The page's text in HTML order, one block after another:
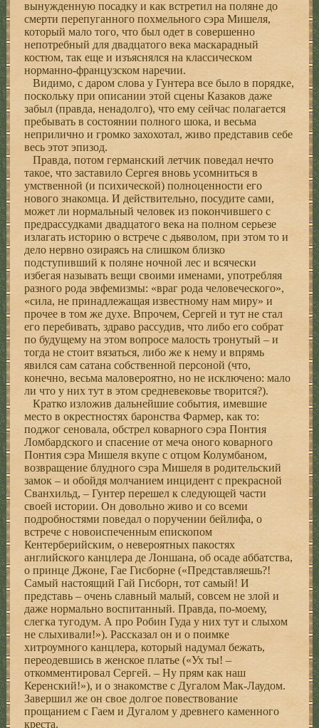
вынужденную посадку и как встретил на поляне до
смерти перепуганного похмельного сэра Мишеля,
который мало того, что был одет в совершенно
непотребный для двадцатого века маскарадный
костюм, так еще и изъяснялся на классическом
норманно-французском наречии.
Видимо, с даром слова у Гунтера все было в порядке,
поскольку при описании этой сцены Казаков даже
забыл (правда, ненадолго), что ему сейчас полагается
пребывать в состоянии полного шока, и весьма
неприлично и громко захохотал, живо представив себе
весь этот эпизод.
Правда, потом германский летчик поведал нечто
такое, что заставило Сергея вновь усомниться в
умственной (и психической) полноценности его
нового знакомца. И действительно, посудите сами,
может ли нормальный человек из покончившего с
предрассудками двадцатого века на полном серьезе
излагать историю о встрече с дьяволом, при этом то и
дело нервно озираясь на слишком близко
подступивший к поляне ночной лес и всячески
избегая называть вещи своими именами, употребляя
разного рода эвфемизмы: «враг рода человеческого»,
«сила, не принадлежащая известному нам миру» и
прочее в том же духе. Впрочем, Сергей и тут не стал
его перебивать, здраво рассудив, что либо его собрат
по будущему на этом вопросе малость тронутый – и
тогда не стоит вязаться, либо же к нему и впрямь
явился сам сатана собственной персоной (что,
конечно, весьма маловероятно, но не исключено: мало
ли что у них тут в этом средневековье творится?).
Кратко изложив дальнейшие события, имевшие
место в окрестностях баронства Фармер, как то:
поджог сеновала, обстрел коварного сэра Понтия
Ломбардского и спасение от меча оного коварного
Понтия сэра Мишеля вкупе с отцом Колумбаном,
возвращение блудного сэра Мишеля в родительский
замок – и обойдя молчанием инцидент с прекрасной
Сванхильд, – Гунтер перешел к следующей части
своей истории. Он довольно живо и со всеми
подробностями поведал о поручении бейлифа, о
встрече с новоиспеченным епископом
Кентерберийским, о невероятных пакостях
английского канцлера де Лоншана, об осаде аббатства,
о принце Джоне, Гае Гисборне («Представляешь?!
Самый настоящий Гай Гисборн, тот самый! И
представь – очень славный малый, совсем не злой и
даже нормально воспитанный. Правда, по-моему,
слегка тугодум. А про Робин Гуда у них тут и слыхом
не слыхивали!»). Рассказал он и о поимке
хитроумного канцлера, который надумал бежать,
переодевшись в женское платье («Ух ты! –
откомментировал Сергей. – Ну прям как наш
Керенский!»), и о знакомстве с Дугалом Мак-Лаудом.
Завершил же он свое долгое повествование
прощанием с Гаем и Дугалом у древнего каменного
креста.